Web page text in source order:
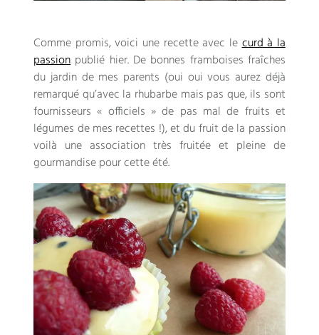
Comme promis,voici une recette avec le curd à la
passion publié hier. De bonnes framboises fraîches
du jardin de mes parents (oui oui vous aurez déjà
remarqué qu’avec la rhubarbe mais pas que,ils sont
fournisseurs « officiels » de pas mal de fruits et
légumes de mes recettes !),et du fruit de la passion
voilà une association très fruitée et pleine de
gourmandise pour cette été.